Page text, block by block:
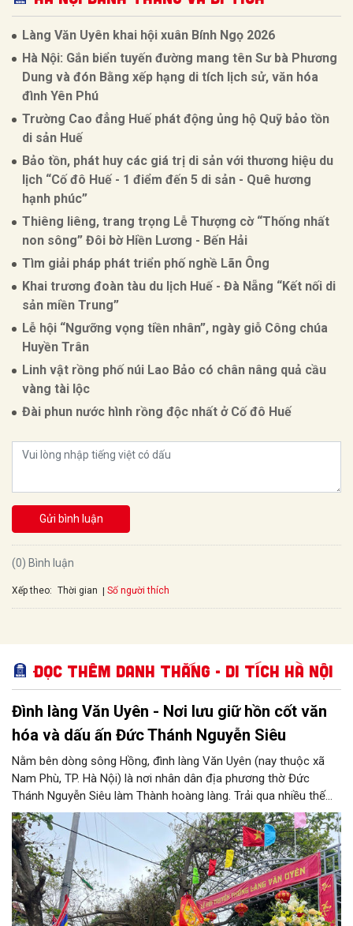
Làng Văn Uyên khai hội xuân Bính Ngọ 2026
Hà Nội: Gắn biển tuyến đường mang tên Sư bà Phương
Dung và đón Bằng xếp hạng di tích lịch sử, văn hóa
đình Yên Phú
Trường Cao đẳng Huế phát động ủng hộ Quỹ bảo tồn
di sản Huế
Bảo tồn, phát huy các giá trị di sản với thương hiệu du
lịch “Cố đô Huế - 1 điểm đến 5 di sản - Quê hương
hạnh phúc”
Thiêng liêng, trang trọng Lễ Thượng cờ “Thống nhất
non sông” Đôi bờ Hiền Lương - Bến Hải
Tìm giải pháp phát triển phố nghề Lãn Ông
Khai trương đoàn tàu du lịch Huế - Đà Nẵng “Kết nối di
sản miền Trung”
Lễ hội “Ngưỡng vọng tiền nhân”, ngày giỗ Công chúa
Huyền Trân
Linh vật rồng phố núi Lao Bảo có chân nâng quả cầu
vàng tài lộc
Đài phun nước hình rồng độc nhất ở Cố đô Huế
Gửi bình luận
(0) Bình luận
Xếp theo: Thời gian Số người thích
Đọc thêm Danh thắng - Di tích Hà Nội
Đình làng Văn Uyên - Nơi lưu giữ hồn cốt văn
hóa và dấu ấn Đức Thánh Nguyễn Siêu
Nằm bên dòng sông Hồng, đình làng Văn Uyên (nay thuộc xã
Nam Phù, TP. Hà Nội) là nơi nhân dân địa phương thờ Đức
Thánh Nguyễn Siêu làm Thành hoàng làng. Trải qua nhiều thế
hệ, ngôi đình không chỉ là không gian sinh hoạt tín ngưỡng của
cộng đồng dân cư mà còn lưu giữ nhiều giá trị lịch sử, văn hóa.